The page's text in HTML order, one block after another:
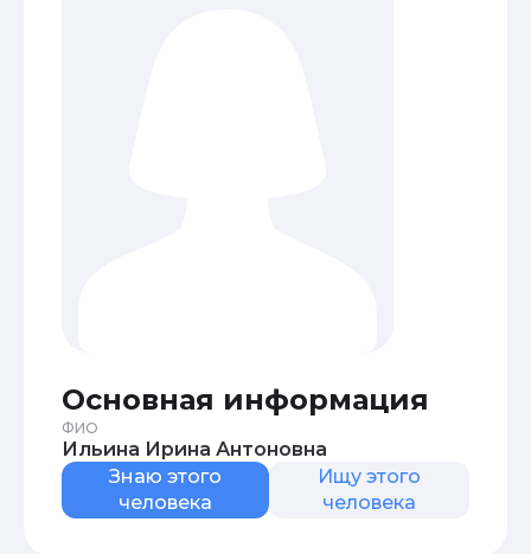
Основная информация
ФИО
Ильина Ирина Антоновна
Знаю этого
человека
Ищу этого
человека